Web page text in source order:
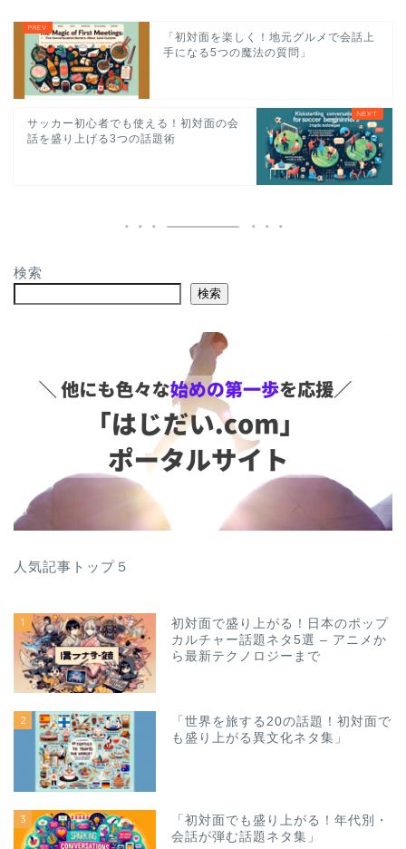
「初対面を楽しく！地元グルメで会話上
手になる5つの魔法の質問」
サッカー初心者でも使える！初対面の会
話を盛り上げる3つの話題術
検索
検索
人気記事トップ５
1
初対面で盛り上がる！日本のポップ
カルチャー話題ネタ5選 – アニメか
ら最新テクノロジーまで
2
「世界を旅する20の話題！初対面で
も盛り上がる異文化ネタ集」
3
「初対面でも盛り上がる！年代別・
会話が弾む話題ネタ集」